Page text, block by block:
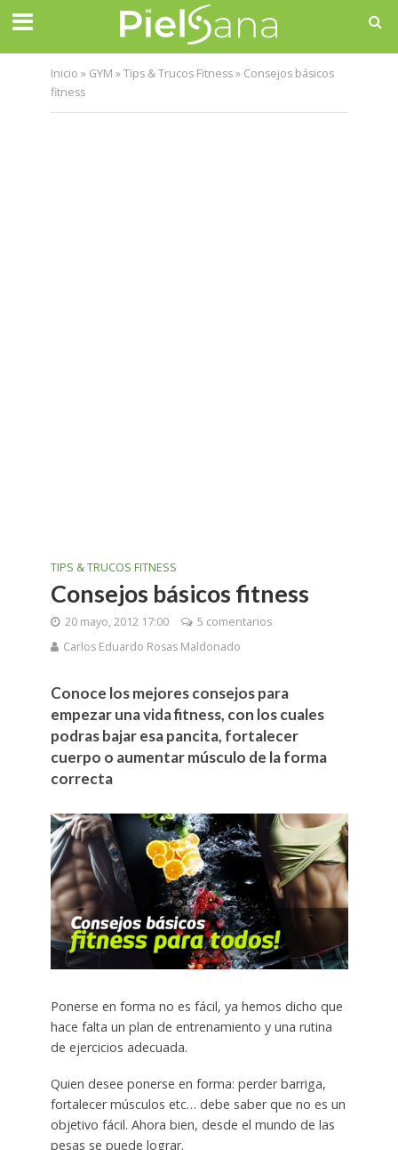
Inicio » GYM »Tips & Trucos Fitness» Consejos básicos
fitness
TIPS & TRUCOS FITNESS
Consejos básicos fitness
20 mayo, 2012 17:00
5 comentarios
Carlos Eduardo Rosas Maldonado
Conoce los mejores consejos para
empezar una vida fitness, con los cuales
podras bajar esa pancita, fortalecer
cuerpo o aumentar músculo de la forma
correcta
Ponerse en forma no es fácil, ya hemos dicho que
hace falta un plan de entrenamiento y una rutina
de ejercicios adecuada.
Quien desee ponerse en forma: perder barriga,
fortalecer músculos etc… debe saber que no es un
objetivo fácil. Ahora bien, desde el mundo de las
pesas se puede lograr.